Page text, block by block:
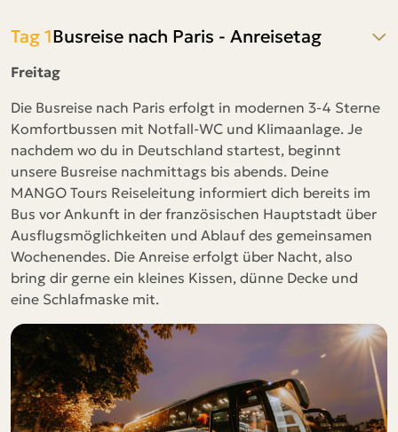
Tag 1Busreise nach Paris - Anreisetag
Freitag
Die Busreise nach Paris erfolgt in modernen 3-4 Sterne
Komfortbussen mit Notfall-WC und Klimaanlage. Je
nachdem wo du in Deutschland startest, beginnt
unsere Busreise nachmittags bis abends. Deine
MANGO Tours Reiseleitung informiert dich bereits im
Bus vor Ankunft in der französischen Hauptstadt über
Ausflugsmöglichkeiten und Ablauf des gemeinsamen
Wochenendes. Die Anreise erfolgt über Nacht, also
bring dir gerne ein kleines Kissen, dünne Decke und
eine Schlafmaske mit.